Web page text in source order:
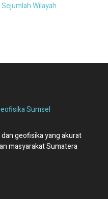
Wilayah
geofisika yang akurat
masyarakat Sumatera